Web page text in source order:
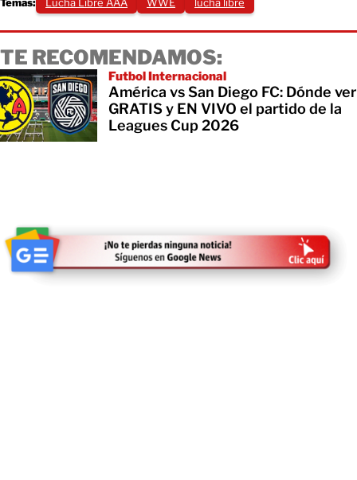
TE RECOMENDAMOS:
Futbol Internacional
América vs San Diego FC: Dónde ver
GRATIS y EN VIVO el partido de la
Leagues Cup 2026